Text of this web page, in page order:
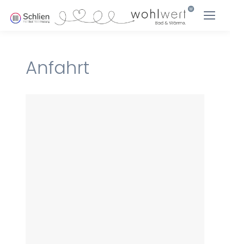
Anfahrt